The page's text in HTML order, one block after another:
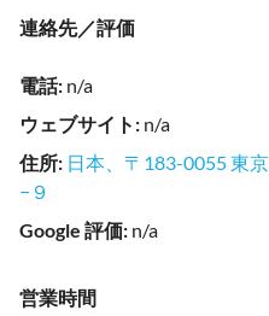
連絡先／評価
電話: n/a
ウェブサイト : n/a
住所: 日本、〒183-0055 東
−９
Google 評価: n/a
営業時間